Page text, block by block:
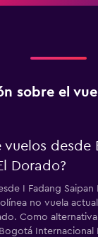
sobre el
vuelos desde
Dorado?
I Fadang
no vuela
Como
Internacional